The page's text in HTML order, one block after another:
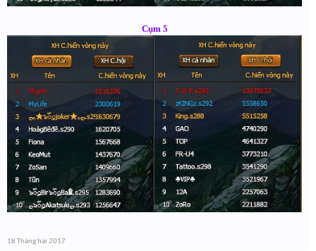
Cụm 5
18 Tháng hai 2017